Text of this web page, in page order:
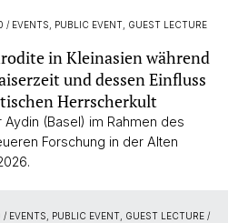
/ EVENTS, PUBLIC EVENT, GUEST LECTURE
in Kleinasien während
und dessen Einfluss
Herrscherkult
(Basel) im Rahmen des
Forschung in der Alten
/ EVENTS, PUBLIC EVENT, GUEST LECTURE /